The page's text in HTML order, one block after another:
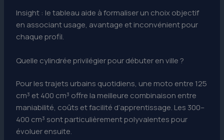
Insight : le tableau aide à formaliser un choix objectif
en associant usage, avantage et inconvénient pour
chaque profil.
Quelle cylindrée privilégier pour débuter en ville ?
Pour les trajets urbains quotidiens, une moto entre 125
cm³ et 400 cm³ offre la meilleure combinaison entre
maniabilité, coûts et facilité d’apprentissage. Les 300–
400 cm³ sont particulièrement polyvalentes pour
évoluer ensuite.